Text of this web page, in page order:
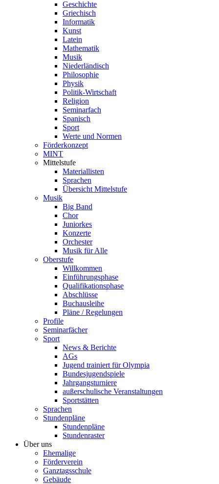
Geschichte
Griechisch
Informatik
Kunst
Latein
Mathematik
Musik
Niederländisch
Philosophie
Physik
Politik-Wirtschaft
Religion
Seminarfach
Spanisch
Sport
Werte und Normen
Förderkonzept
MINT
Mittelstufe
Materiallisten
Sprachen
Übersicht Mittelstufe
Musik
Big Band
Chor
Juniorkes
Konzerte
Orchester
Musik für Alle
Oberstufe
Willkommen
Einführungsphase
Qualifikationsphase
Abschlüsse
Buchausleihe
Pläne / Regelungen
Profile
Seminarfächer
Sport
News & Berichte
AGs
Jugend trainiert für Olympia
Bundesjugendspiele
Jahrgangsturniere
außerschulische Veranstaltungen
Sportstätten
Sprachen
Stundenpläne
Stundenpläne
Stundenraster
Über uns
Ehemalige
Förderverein
Ganztagsschule
Gebäude